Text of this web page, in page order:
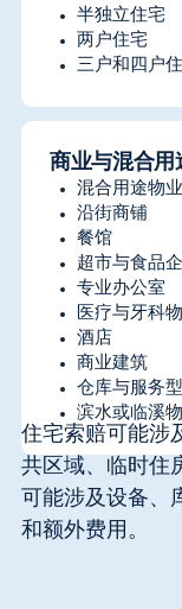
半独立住宅
两户住宅
三户和四户
商业与混合用
混合用途物业
沿街商铺
餐馆
超市与食品
专业办公室
医疗与牙科
酒店
商业建筑
仓库与服务
滨水或临溪
住宅索赔可能涉
共区域、临时住
可能涉及设备、
和额外费用。